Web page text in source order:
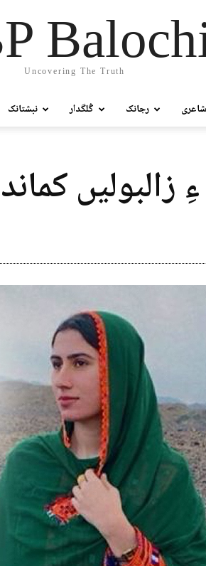
Uncovering The Truth
نبشتانک گُلگدار رجانک شاعری
زالبولیں